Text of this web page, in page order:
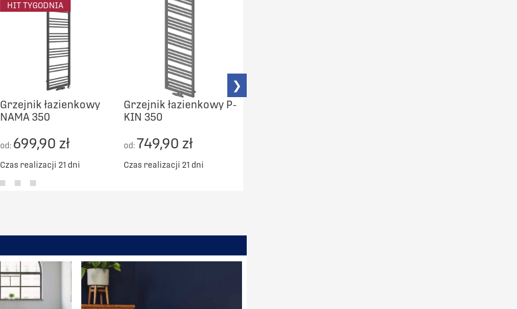
HIT TYGODNIA
Grzejnik łazienkowy
NAMA 350
od: 699,90 zł
Czas realizacji 21 dni
Grzejnik łazienkowy P-
KIN 350
od: 749,90 zł
Czas realizacji 21 dni
❯